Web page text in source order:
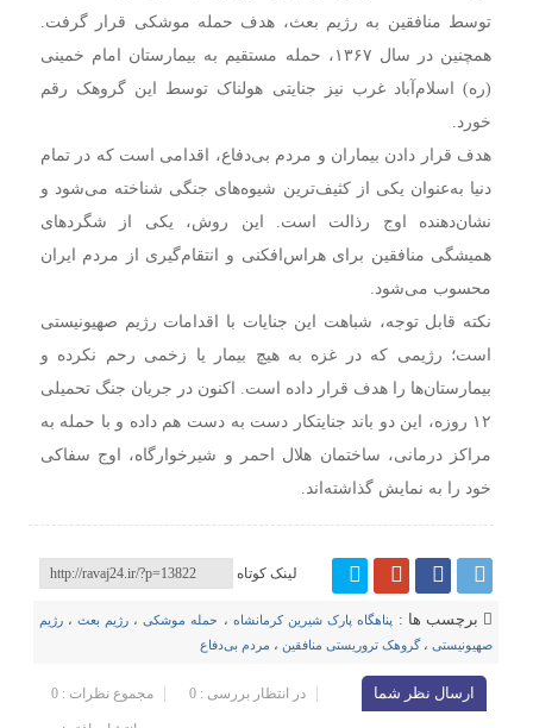
توسط منافقین به رژیم بعث، هدف حمله موشکی قرار گرفت.
همچنین در سال ۱۳۶۷، حمله مستقیم به بیمارستان امام خمینی
(ره) اسلام‌آباد غرب نیز جنایتی هولناک توسط این گروهک رقم
خورد.
هدف قرار دادن بیماران و مردم بی‌دفاع، اقدامی است که در تمام
دنیا به‌عنوان یکی از کثیف‌ترین شیوه‌های جنگی شناخته می‌شود و
نشان‌دهنده اوج رذالت است. این روش، یکی از شگردهای
همیشگی منافقین برای هراس‌افکنی و انتقام‌گیری از مردم ایران
محسوب می‌شود.
نکته قابل توجه، شباهت این جنایات با اقدامات رژیم صهیونیستی
است؛ رژیمی که در غزه به هیچ بیمار یا زخمی رحم نکرده و
بیمارستان‌ها را هدف قرار داده است. اکنون در جریان جنگ تحمیلی
۱۲ روزه، این دو باند جنایتکار دست به دست هم داده و با حمله به
مراکز درمانی، ساختمان هلال احمر و شیرخوارگاه، اوج سفاکی
خود را به نمایش گذاشته‌اند.
لینک کوتاه
برچسب ها : پناهگاه پارک شیرین کرمانشاه ، حمله موشکی، رژیم بعث، رژیم
صهیونیستی ،گروهک تروریستی منافقین ، مردم بی‌دفاع
ارسال نظر شما مجموع نظرات : 0 در انتظار بررسی : 0